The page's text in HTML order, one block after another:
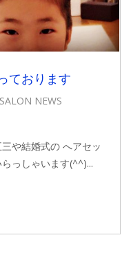
ております
SALON NEWS
や結婚式の へアセッ
っしゃいます(^^)...